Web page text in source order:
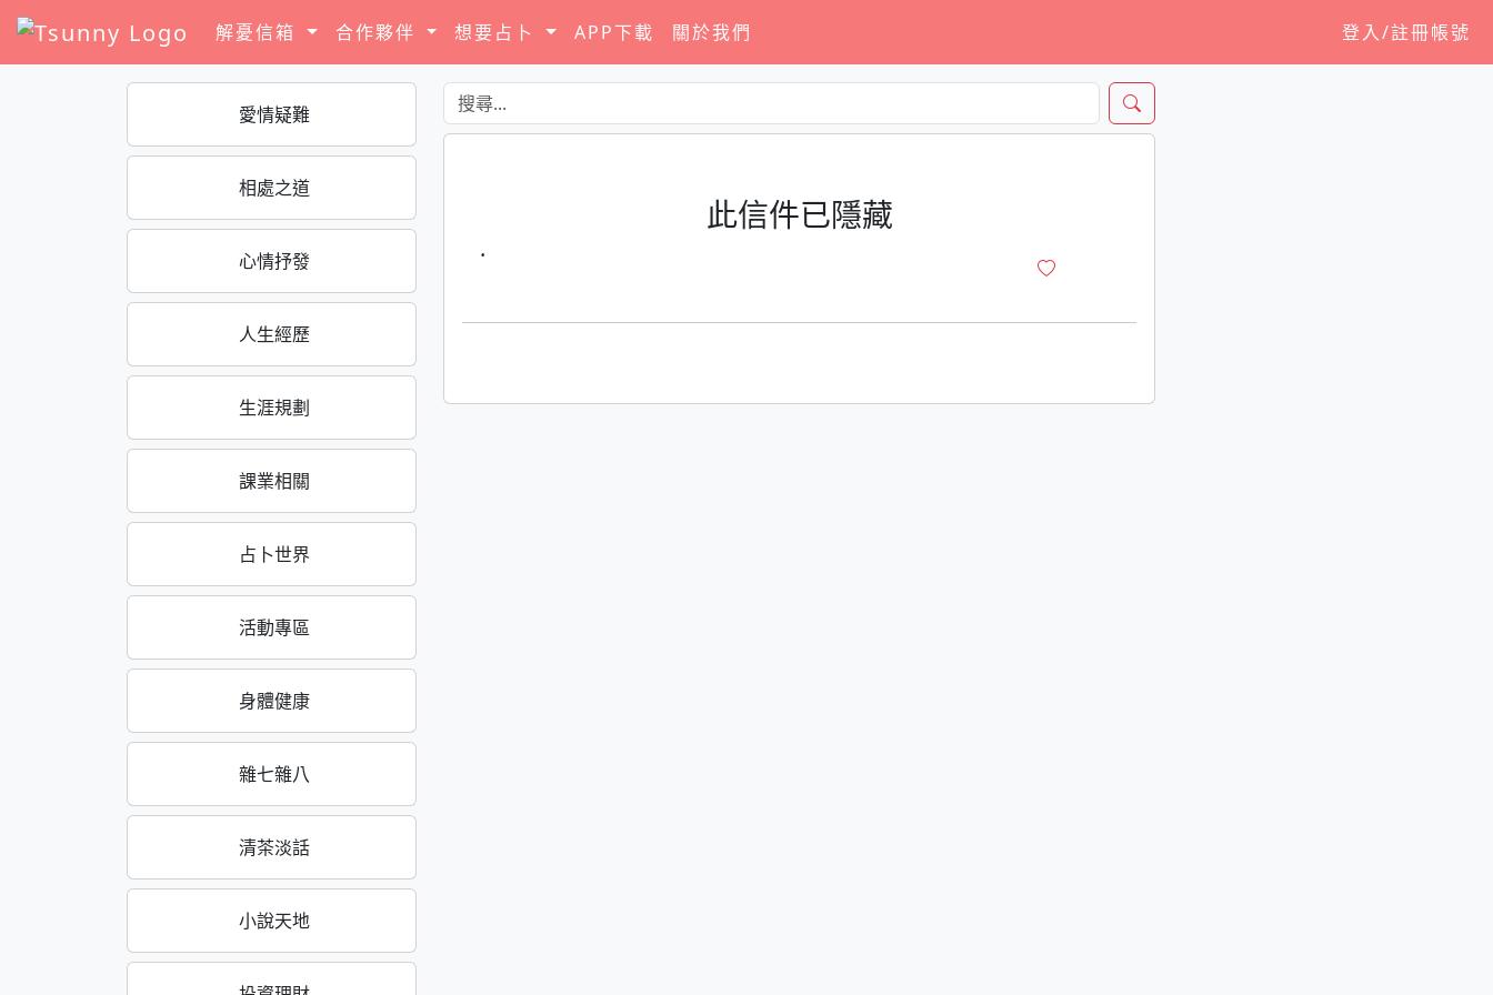
解憂信箱 合作夥伴 想要占卜 APP下載 關於我們 登入/註冊帳號
愛情疑難
相處之道
心情抒發
人生經歷
生涯規劃
課業相關
占卜世界
活動專區
身體健康
雜七雜八
清茶淡話
小說天地
此信件已隱藏
·